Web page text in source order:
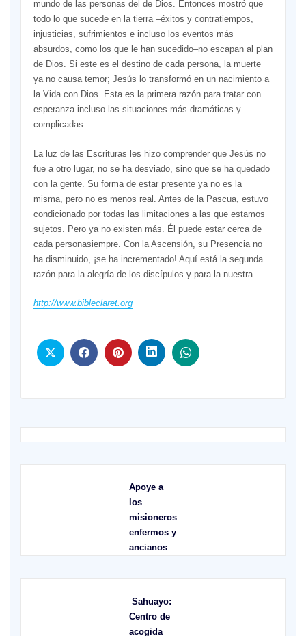
mundo de las personas del de Dios. Entonces mostró que
todo lo que sucede en la tierra –éxitos y contratiempos,
injusticias, sufrimientos e incluso los eventos más
absurdos, como los que le han sucedido–no escapan al plan
de Dios. Si este es el destino de cada persona, la muerte
ya no causa temor; Jesús lo transformó en un nacimiento a
la Vida con Dios. Esta es la primera razón para tratar con
esperanza incluso las situaciones más dramáticas y
complicadas.
La luz de las Escrituras les hizo comprender que Jesús no
fue a otro lugar, no se ha desviado, sino que se ha quedado
con la gente. Su forma de estar presente ya no es la
misma, pero no es menos real. Antes de la Pascua, estuvo
condicionado por todas las limitaciones a las que estamos
sujetos. Pero ya no existen más. Él puede estar cerca de
cada personasiempre. Con la Ascensión, su Presencia no
ha disminuido, ¡se ha incrementado! Aquí está la segunda
razón para la alegría de los discípulos y para la nuestra.
http://www.bibleclaret.org
Apoye a
los
misioneros
enfermos y
ancianos
Sahuayo:
Centro de
acogida